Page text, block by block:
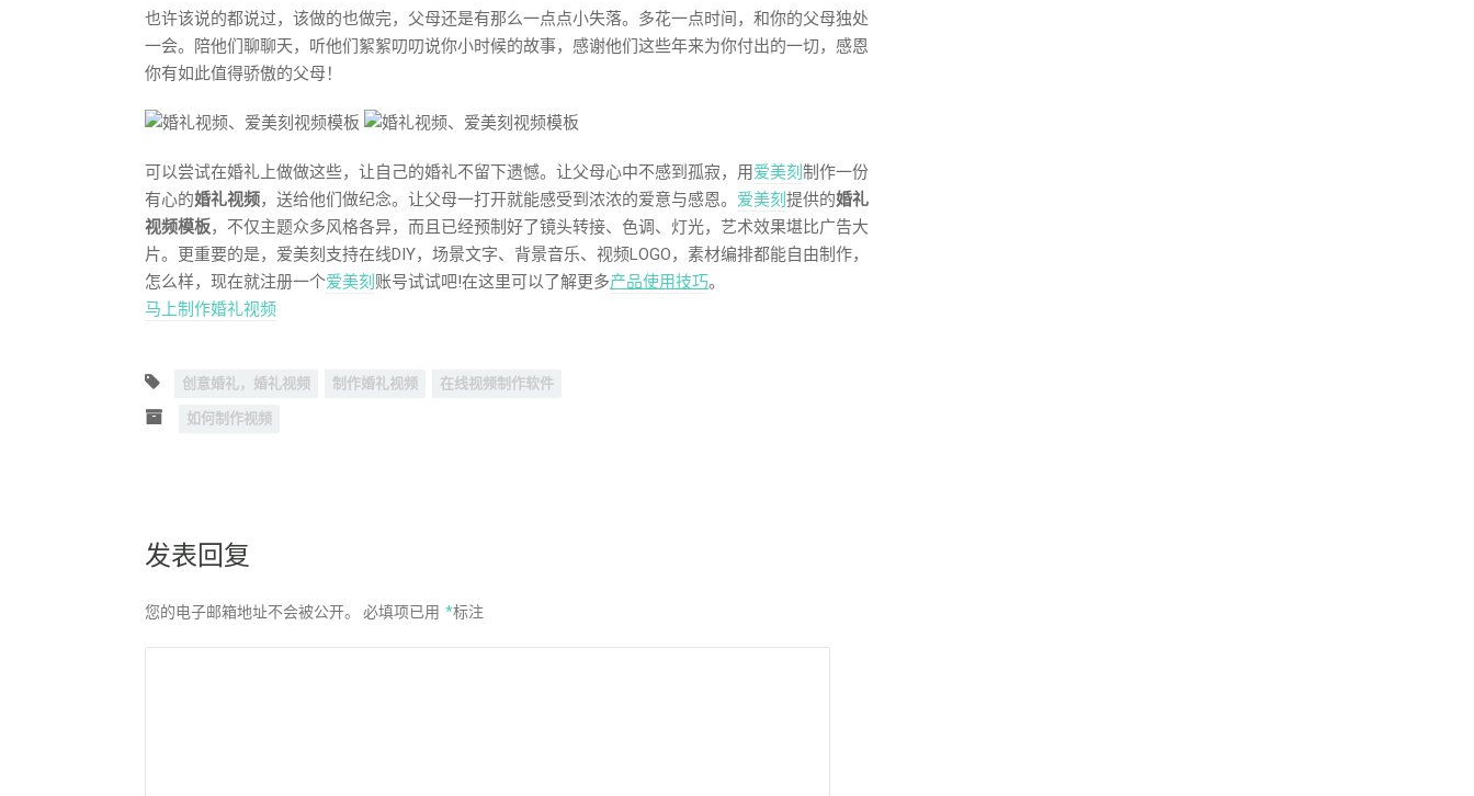
也许该说的都说过，该做的也做完，父母还是有那么一点点小失落。多花一点时间，和你的父母独处
一会。陪他们聊聊天，听他们絮絮叨叨说你小时候的故事，感谢他们这些年来为你付出的一切，感恩
你有如此值得骄傲的父母！
可以尝试在婚礼上做做这些，让自己的婚礼不留下遗憾。让父母心中不感到孤寂，用爱美刻制作一份
有心的婚礼视频，送给他们做纪念。让父母一打开就能感受到浓浓的爱意与感恩。 爱美刻提供的婚礼
视频模板，不仅主题众多风格各异，而且已经预制好了镜头转接、色调、灯光，艺术效果堪比广告大
片。更重要的是，爱美刻支持在线DIY，场景文字、背景音乐、视频LOGO，素材编排都能自由制作，
怎么样，现在就注册一个爱美刻 账号试试吧!在这里可以了解更多产品使用技巧。
马上制作婚礼视频
创意婚礼，婚礼视频 制作婚礼视频 在线视频制作软件
如何制作视频
发表回复
您的电子邮箱地址不会被公开。 必填项已用 *标注